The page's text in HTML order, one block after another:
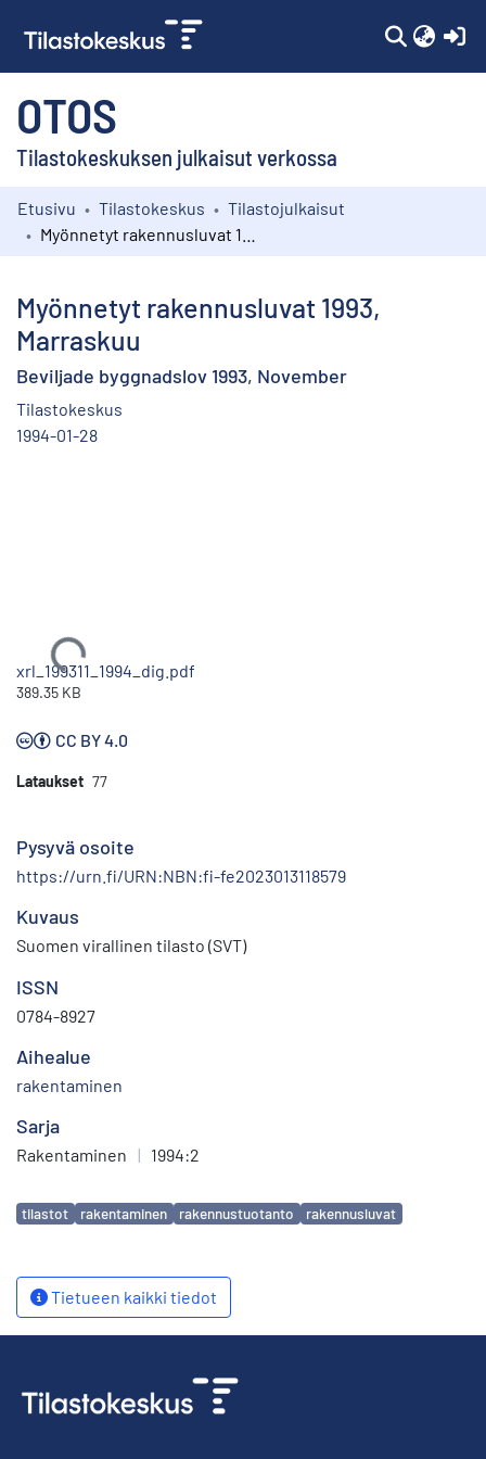
OTOS
Tilastokeskuksen julkaisut verkossa
Kokoelmat
Etusivu Tilastokeskus
Tilastojulkaisut
Myönnetyt rakennusluvat 1993,
Marraskuu
Beviljade byggnadslov 1993, November
Tilastokeskus
1994-01-28
Ladataan...
xrl_199311_1994_dig.pdf
389.35 KB
CC BY 4.0
Lataukset 77
Pysyvä osoite
https://urn.fi/URN:NBN:fi-fe2023013118579
Kuvaus
Suomen virallinen tilasto (SVT)
ISSN
0784-8927
Aihealue
rakentaminen
Sarja
Rakentaminen | 1994:2
Avainsanat
tilastot rakentaminen rakennustuotanto rakennusluvat
Tietueen kaikki tiedot